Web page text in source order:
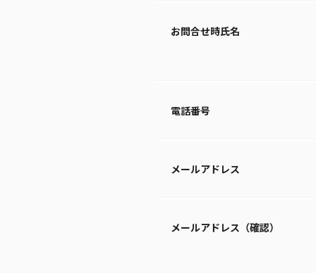
お問合せ時氏名
電話番号
メールアドレス
メールアドレス（確認）